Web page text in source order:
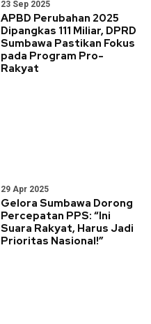
23 Sep 2025
APBD Perubahan 2025
Dipangkas 111 Miliar, DPRD
Sumbawa Pastikan Fokus
pada Program Pro-
Rakyat
29 Apr 2025
Gelora Sumbawa Dorong
Percepatan PPS: “Ini
Suara Rakyat, Harus Jadi
Prioritas Nasional!”